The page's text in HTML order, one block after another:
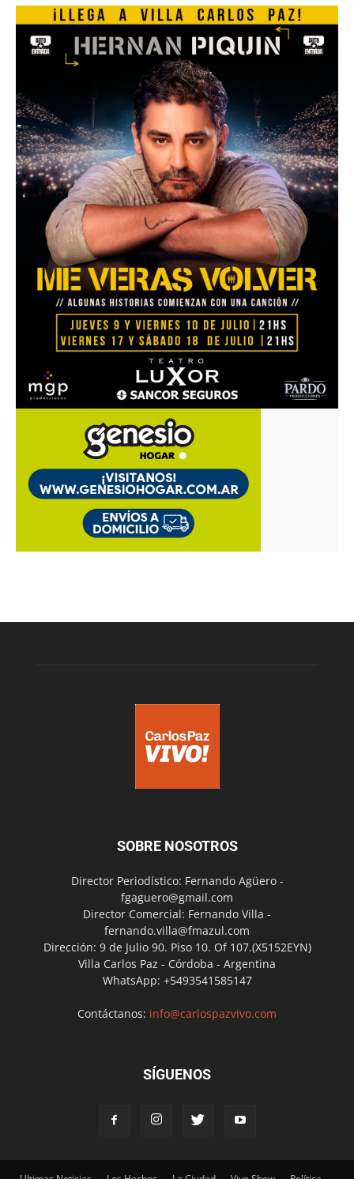
SOBRE NOSOTROS
Director Periodístico: Fernando Agüero -
fgaguero@gmail.com
Director Comercial: Fernando Villa -
fernando.villa@fmazul.com
Dirección: 9 de Julio 90. Piso 10. Of 107.(X5152EYN)
Villa Carlos Paz - Córdoba - Argentina
WhatsApp: +5493541585147
Contáctanos: info@carlospazvivo.com
SÍGUENOS